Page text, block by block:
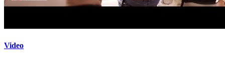
Video